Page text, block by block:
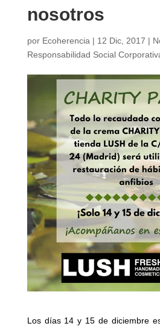
nosotros
por Ecoherencia | 12 Dic, 2017 |
Responsabilidad Social
Los días 14 y 15 de diciembre